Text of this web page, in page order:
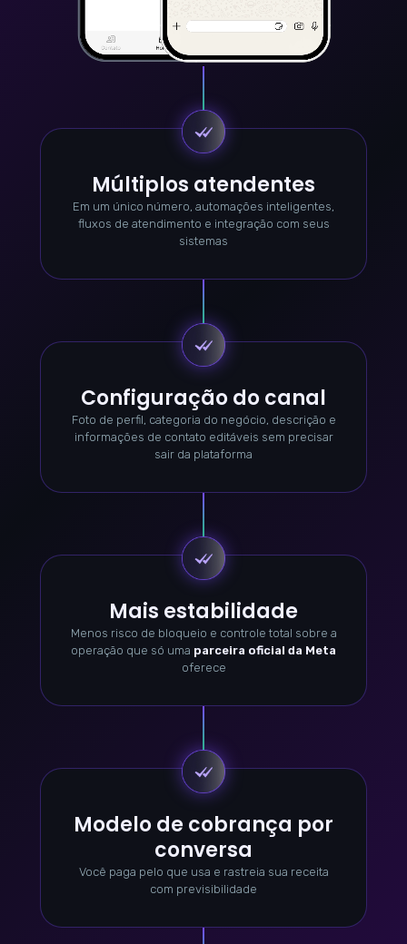
Múltiplos atendentes
Em um único número, automações inteligentes,
fluxos de atendimento e integração com seus
sistemas
Configuração do canal
Foto de perfil, categoria do negócio, descrição e
informações de contato editáveis sem precisar
sair da plataforma
Mais estabilidade
Menos risco de bloqueio e controle total sobre a
operação que só uma parceira oficial da Meta
oferece
Modelo de cobrança por
conversa
Você paga pelo que usa e rastreia sua receita
com previsibilidade